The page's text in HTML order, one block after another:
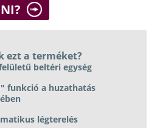
ezt a terméket?
beltéri egység
funkció a huzathatás
légterelés